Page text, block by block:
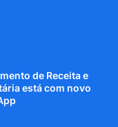
de Receita e
está com novo